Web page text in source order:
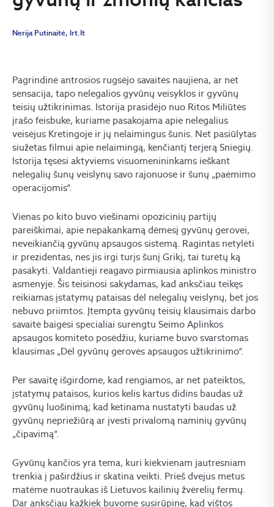
Nerija Putinaitė, lrt.lt
Pagrindinė antrosios rugsėjo savaitės naujiena, ar net
sensacija, tapo nelegalios gyvūnų veisyklos ir gyvūnų
teisių užtikrinimas. Istorija prasidėjo nuo Ritos Miliūtės
įrašo feisbuke, kuriame pasakojama apie nelegalius
veisėjus Kretingoje ir jų nelaimingus šunis. Net pasiūlytas
siužetas filmui apie nelaimingą, kenčiantį terjerą Sniegių.
Istorija tęsėsi aktyviems visuomenininkams ieškant
nelegalių šunų veislynų savo rajonuose ir šunų „paėmimo
operacijomis“.
Vienas po kito buvo viešinami opozicinių partijų
pareiškimai, apie nepakankamą dėmesį gyvūnų gerovei,
neveikiančią gyvūnų apsaugos sistemą. Ragintas netylėti
ir prezidentas, nes jis irgi turįs šunį Grikį, tai turėtų ką
pasakyti. Valdantieji reagavo pirmiausia aplinkos ministro
asmenyje. Šis teisinosi sakydamas, kad anksčiau teikęs
reikiamas įstatymų pataisas dėl nelegalių veislynų, bet jos
nebuvo priimtos. Įtempta gyvūnų teisių klausimais darbo
savaitė baigėsi specialiai surengtu Seimo Aplinkos
apsaugos komiteto posėdžiu, kuriame buvo svarstomas
klausimas „Dėl gyvūnų gerovės apsaugos užtikrinimo“.
Per savaitę išgirdome, kad rengiamos, ar net pateiktos,
įstatymų pataisos, kurios kelis kartus didins baudas už
gyvūnų luošinimą; kad ketinama nustatyti baudas už
gyvūnų nepriežiūrą ar įvesti privalomą naminių gyvūnų
„čipavimą“.
Gyvūnų kančios yra tema, kuri kiekvienam jautresniam
trenkia į paširdžius ir skatina veikti. Prieš dvejus metus
matėme nuotraukas iš Lietuvos kailinių žvėrelių fermų.
Dar anksčiau kažkiek buvome susirūpinę, kad vištos